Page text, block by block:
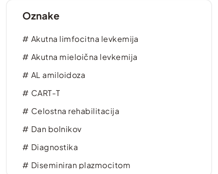
Oznake
Akutna limfocitna levkemija
Akutna mieloična levkemija
AL amiloidoza
CART-T
Celostna rehabilitacija
Dan bolnikov
Diagnostika
Diseminiran plazmocitom